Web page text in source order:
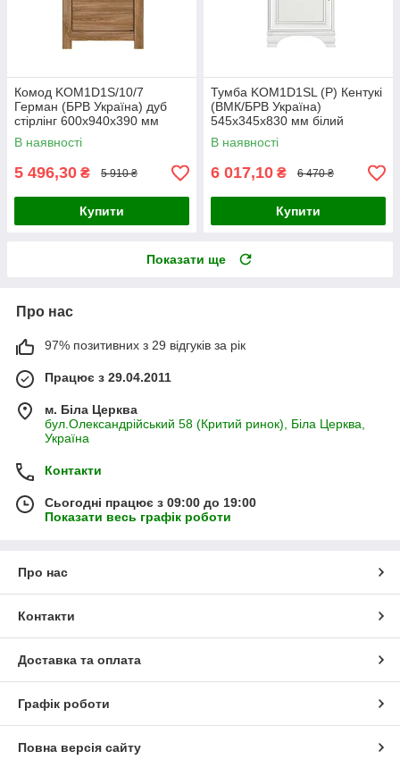
Комод KOM1D1S/10/7
Герман (БРВ Україна) дуб
стірлінг 600х940х390 мм
В наявності
5 496,30 ₴ 5 910 ₴
Купити
Тумба KOM1D1SL (P) Кентукі
(ВМК/БРВ Україна)
545х345х830 мм білий
альпійський
В наявності
6 017,10 ₴ 6 470 ₴
Купити
Показати ще
Про нас
97% позитивних з 29 відгуків за рік
Працює з 29.04.2011
м. Біла Церква
бул.Олександрійський 58 (Критий ринок), Біла Церква,
Україна
Контакти
Сьогодні працює з 09:00 до 19:00
Показати весь графік роботи
Про нас
Контакти
Доставка та оплата
Графік роботи
Повна версія сайту